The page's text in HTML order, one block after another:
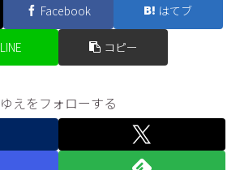
Facebook はてブ
LINE コピー
ゆえをフォローする